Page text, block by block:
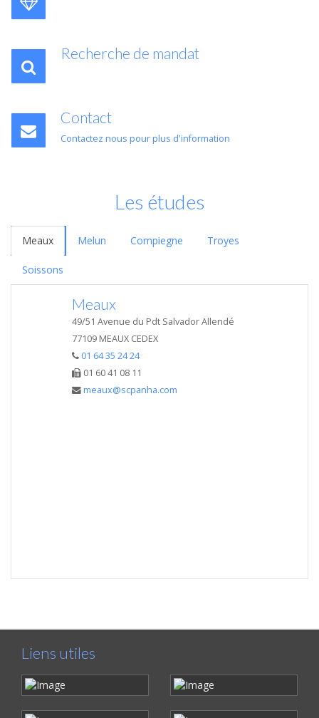
Recherche de mandat
Contact
Contactez nous pour plus d'information
Les études
Meaux Melun Compiegne Troyes
Soissons
Meaux
49/51 Avenue du Pdt Salvador Allendé
77109 MEAUX CEDEX
01 64 35 24 24
01 60 41 08 11
meaux@scpanha.com
Liens utiles